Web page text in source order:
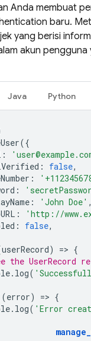
Anda membuat
baru.
yang berisi
akun pengguna
Java Python
({
:
: false,
:
:
: 'John Doe' ,
:
'http://
: false,
userRecord) => {
the UserRecord
. log(
error) => {
. log( 'Error